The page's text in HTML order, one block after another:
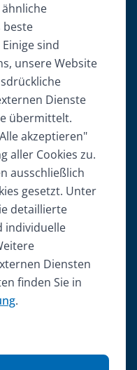
Mehr
21
beste
sind
unsere Website
Dienste
übermittelt.
akzeptieren"
aller Cookies zu.
ausschließlich
gesetzt. Unter
detaillierte
individuelle
Diensten
finden Sie in
.